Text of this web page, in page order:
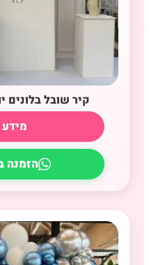
קיר שובל בלונים
מידע
הזמנה